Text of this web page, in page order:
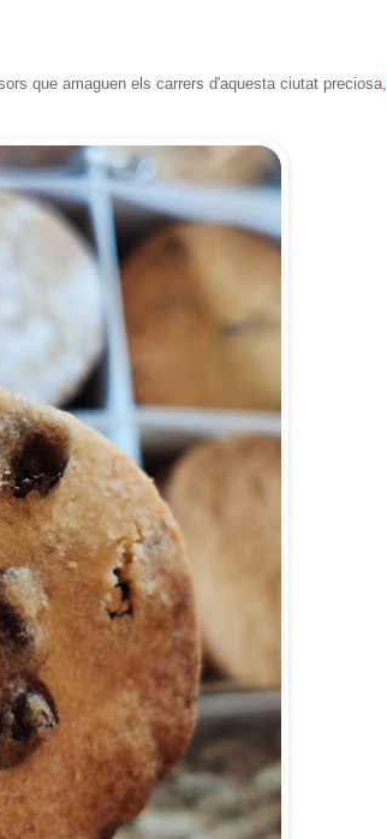
que amaguen els carrers d'aquesta ciutat preciosa,